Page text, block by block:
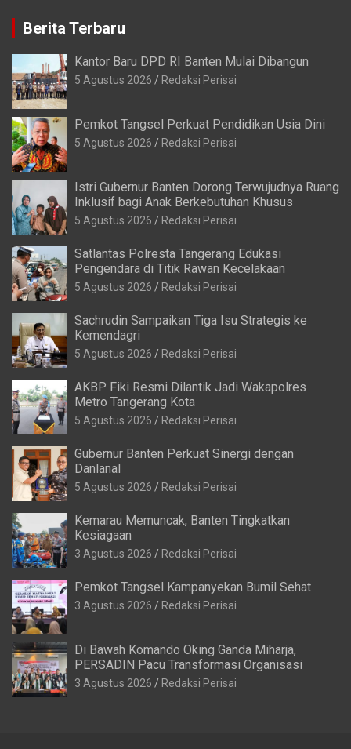
5 Agustus 2026
Istri Gubernur Banten Dorong Terwujudnya Ruang
Satlantas Polresta Tangerang Edukasi
Sachrudin Sampaikan Tiga Isu Strategis ke
Kemendagri
AKBP Fiki Resmi Dilantik Jadi Wakapolres
Metro Tangerang Kota
Gubernur Banten Perkuat Sinergi dengan
Danlanal
Kemarau Memuncak, Banten Tingkatkan
Kesiagaan
Pemkot Tangsel Kampanyekan Bumil Sehat
3 Agustus 2026
Di Bawah Komando Oking Ganda Miharja,
PERSADIN Pacu Transformasi Organisasi
Copyright © 2026 Perisai Tangerang – Angkat Suara